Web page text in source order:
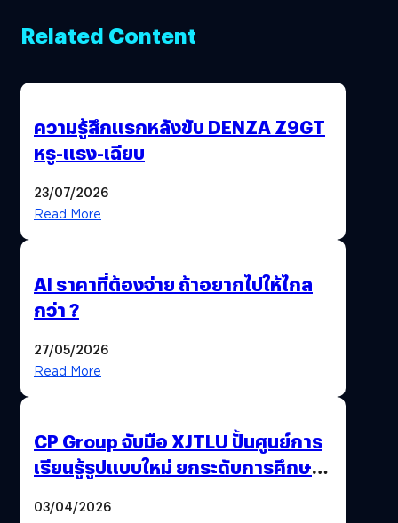
Related Content
ความรู้สึกแรกหลังขับ DENZA Z9GT
หรู-แรง-เฉียบ
23/07/2026
Read More
AI ราคาที่ต้องจ่าย ถ้าอยากไปให้ไกล
กว่า ?
27/05/2026
Read More
CP Group จับมือ XJTLU ปั้นศูนย์การ
เรียนรู้รูปแบบใหม่ ยกระดับการศึกษา
03/04/2026